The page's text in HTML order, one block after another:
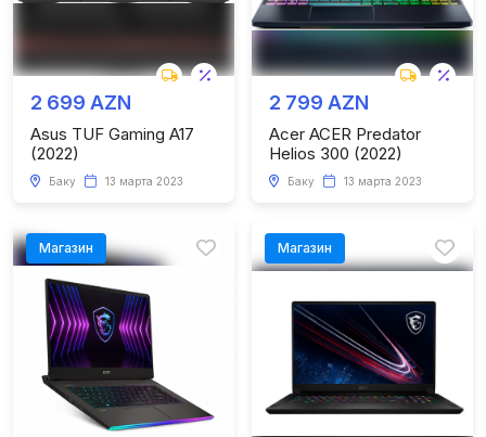
2 699 AZN
Asus TUF Gaming A17
(2022)
Баку 13 марта 2023
2 799 AZN
Acer ACER Predator
Helios 300 (2022)
Баку 13 марта 2023
Магазин Магазин